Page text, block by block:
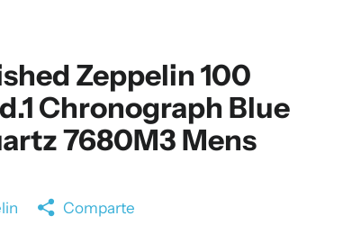
Zeppelin 100
Chronograph Blue
7680M3 Mens
Comparte